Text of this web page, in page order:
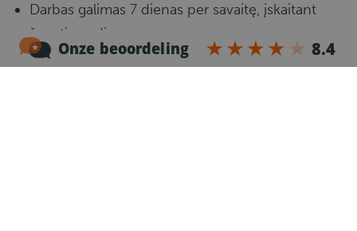
Darbas galimas 7 dienas per savaitę, įskaitant
šventines dienas
Papildomas darbas sezono metu, pristatant